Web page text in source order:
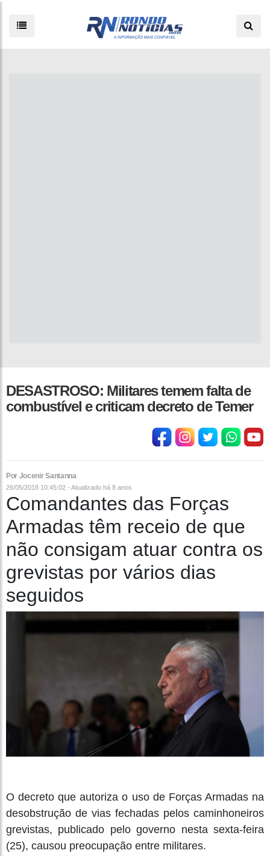
DESASTROSO: Militares temem falta de
combustível e criticam decreto de Temer
Por Jocenir Santanna
26/05/2018 10:45:02 - Atualizado há 8 anos
Comandantes das Forças
Armadas têm receio de que
não consigam atuar contra os
grevistas por vários dias
seguidos
Odecreto que autoriza o uso de Forças Armadas na
desobstrução de vias fechadas pelos caminhoneiros
grevistas, publicado pelo governo nesta sexta-feira
(25), causou preocupação entre militares.